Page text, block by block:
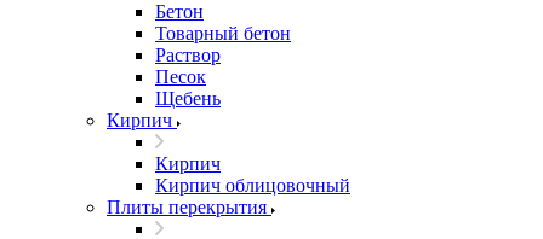
Бетон
Товарный бетон
Раствор
Песок
Щебень
Кирпич
Кирпич
Кирпич облицовочный
Плиты перекрытия